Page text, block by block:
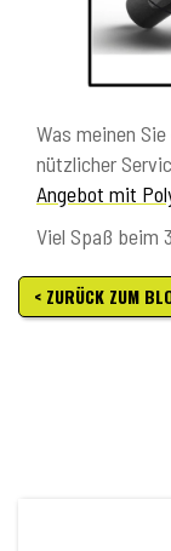
Was meinen
nützlicher
Angebot mit
Viel Spaß beim
< ZURÜCK ZUM